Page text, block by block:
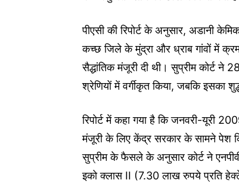
पीएसी की रिपोर्ट के अनुसार, अडानी
कच्छ जिले के मुंद्रा और ध्राब गांवों में
सैद्धांतिक मंजूरी दी थी। सुप्रीम कोर्ट
श्रेणियों में वर्गीकृत किया, जबकि इसका
रिपोर्ट में कहा गया है कि जनवरी-यूरी
मंजूरी के लिए केंद्र सरकार के सामने पेश
सुप्रीम के फैसले के अनुसार कोर्ट ने
इको क्लास II (7.30 लाख रुपये प्रति